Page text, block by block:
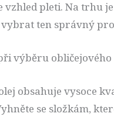
vzhled pleti. Na trhu
ten správný
výběru
obsahuje vysoce
se složkám,